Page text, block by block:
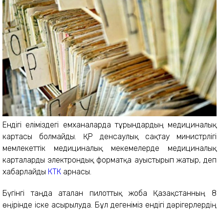
Ендігі еліміздегі емханаларда тұрғындардың медициналық
картасы болмайды. ҚР денсаулық сақтау министрлігі
мемлекеттік медициналық мекемелерде медициналық
карталарды электрондық форматқа ауыстырып жатыр, деп
хабарлайды КТК арнасы.
Бүгінгі таңда аталған пилоттық жоба Қазақстанның 8
өңірінде іске асырылуда. Бұл дегеніміз ендігі дәрігерлердің